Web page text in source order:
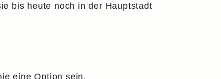
bis heute noch in der Hauptstadt
eine Option sein.